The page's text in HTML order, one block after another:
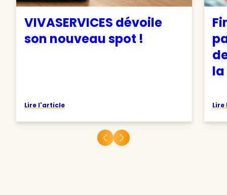
VIVASERVICES dévoile
son nouveau spot !
Lire l'article
la